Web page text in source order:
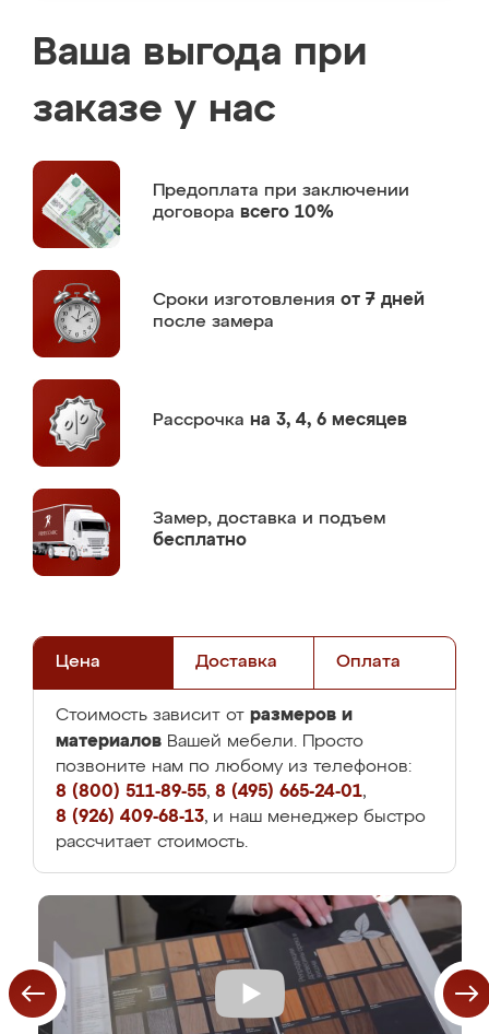
Ваша выгода при
заказе у нас
Предоплата при заключении
договора всего 10%
Сроки изготовления от 7 дней
после замера
Рассрочка на 3, 4, 6 месяцев
Замер, доставка и подъем
бесплатно
Цена Доставка Оплата
Стоимость зависит от размеров и
материалов Вашей мебели. Просто
позвоните нам по любому из телефонов:
8 (800) 511-89-55, 8 (495) 665-24-01,
8 (926) 409-68-13, и наш менеджер быстро
рассчитает стоимость.